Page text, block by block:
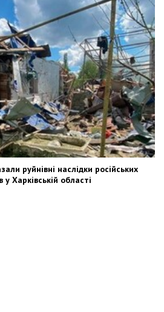
руйнівні наслідки російських
у Харківській області